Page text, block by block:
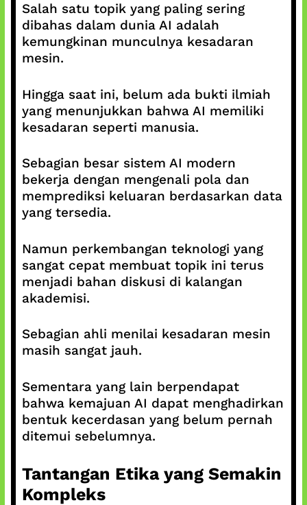
Salah satu topik yang paling sering
dibahas dalam dunia AI adalah
kemungkinan munculnya kesadaran
mesin.
Hingga saat ini, belum ada bukti ilmiah
yang menunjukkan bahwa AI memiliki
kesadaran seperti manusia.
Sebagian besar sistem AI modern
bekerja dengan mengenali pola dan
memprediksi keluaran berdasarkan data
yang tersedia.
Namun perkembangan teknologi yang
sangat cepat membuat topik ini terus
menjadi bahan diskusi di kalangan
akademisi.
Sebagian ahli menilai kesadaran mesin
masih sangat jauh.
Sementara yang lain berpendapat
bahwa kemajuan AI dapat menghadirkan
bentuk kecerdasan yang belum pernah
ditemui sebelumnya.
Tantangan Etika yang Semakin
Kompleks